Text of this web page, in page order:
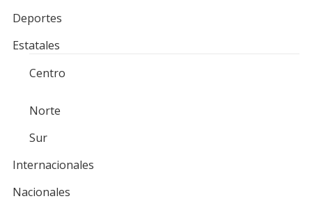
Deportes
Estatales
Centro
Norte
Sur
Internacionales
Nacionales